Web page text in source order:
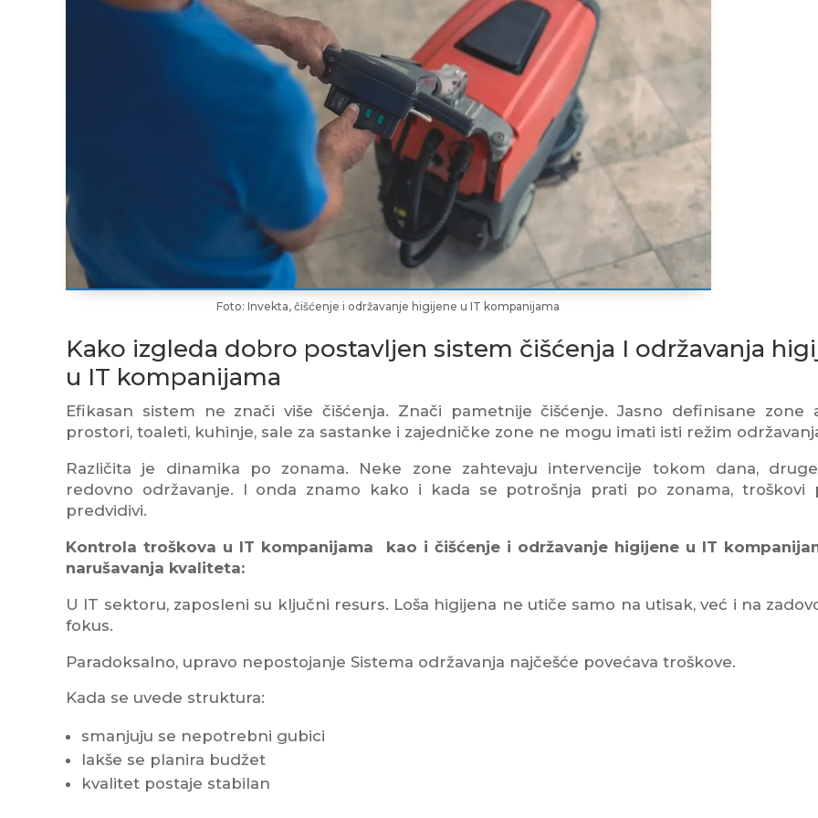
Foto: Invekta, čišćenje i održavanje higijene u IT kompanijama
Kako izgleda dobro postavljen sistem čišćenja I održavanja
u IT kompanijama
Efikasan sistem ne znači više čišćenja. Znači pametnije čišćenje. Jasno definisane zone
prostori, toaleti, kuhinje, sale za sastanke i zajedničke zone ne mogu imati isti režim
Različita je dinamika po zonama. Neke zone zahtevaju intervencije tokom dana,
redovno održavanje. I onda znamo kako i kada se potrošnja prati po zonama, troškovi
predvidivi.
Kontrola troškova u IT kompanijama kao i čišćenje i održavanje higijene u IT
narušavanja kvaliteta:
U IT sektoru, zaposleni su ključni resurs. Loša higijena ne utiče samo na utisak, već i na
fokus.
Paradoksalno, upravo nepostojanje Sistema održavanja najčešće povećava troškove.
Kada se uvede struktura:
smanjuju se nepotrebni gubici
lakše se planira budžet
kvalitet postaje stabilan